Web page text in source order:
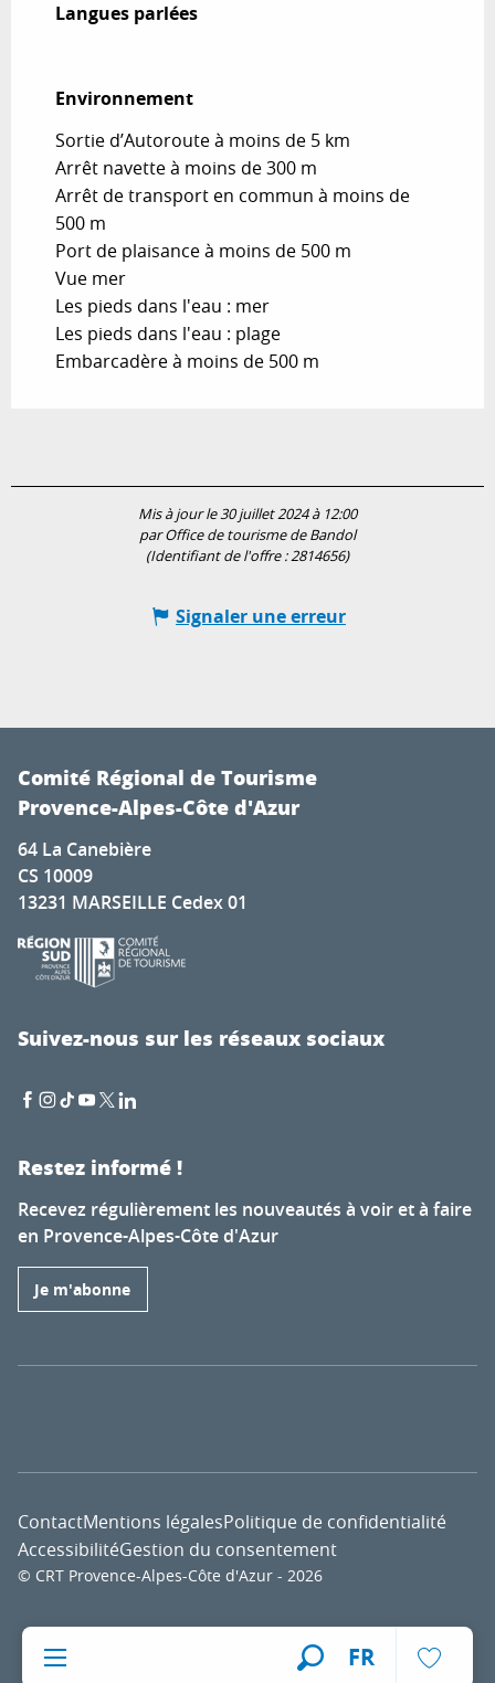
FR
Langues parlées
Langues parlées
Environnement
Environnement
Sortie d’Autoroute à moins de 5 km
Arrêt navette à moins de 300 m
Arrêt de transport en commun à moins de
500 m
Port de plaisance à moins de 500 m
Vue mer
Les pieds dans l'eau : mer
Les pieds dans l'eau : plage
Embarcadère à moins de 500 m
Mis à jour le 30 juillet 2024 à 12:00
par Office de tourisme de Bandol
(Identifiant de l'offre :2814656)
Signaler une erreur
Comité Régional de Tourisme
Provence-Alpes-Côte d'Azur
64 La Canebière
CS 10009
13231 MARSEILLE Cedex 01
Suivez-nous sur les réseaux sociaux
Restez informé !
Recevez régulièrement les nouveautés à voir et à faire
en Provence-Alpes-Côte d'Azur
Je m'abonne
© CRT Provence-Alpes-Côte d'Azur - 2026
ContactMentions légalesPolitique de confidentialité
AccessibilitéGestion du consentement